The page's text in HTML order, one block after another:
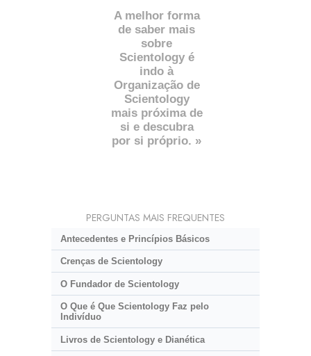
A melhor forma
de saber mais
sobre
Scientology é
indo à
Organização de
Scientology
mais próxima de
si e descubra
por si próprio. »
PERGUNTAS MAIS FREQUENTES
Antecedentes e Princípios Básicos
Crenças de Scientology
O Fundador de Scientology
O Que é Que Scientology Faz pelo
Indivíduo
Livros de Scientology e Dianética